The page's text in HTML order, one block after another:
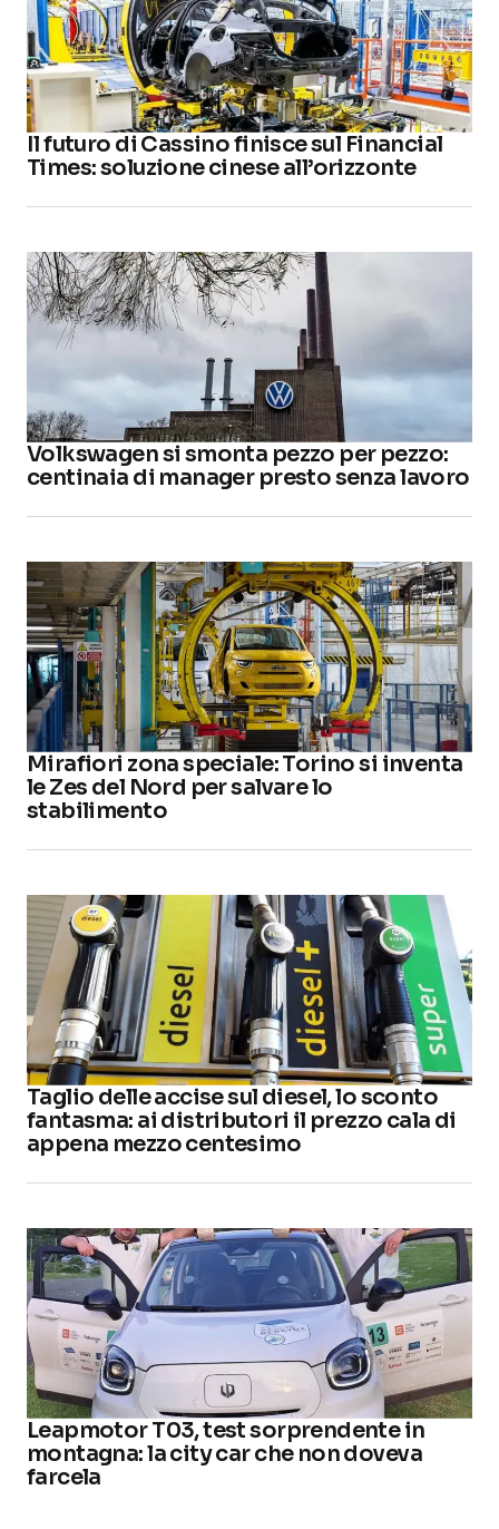
Il futuro di Cassino finisce sul Financial
Times: soluzione cinese all’orizzonte
Volkswagen si smonta pezzo per pezzo:
centinaia di manager presto senza lavoro
Mirafiori zona speciale: Torino si inventa
le Zes del Nord per salvare lo
stabilimento
Taglio delle accise sul diesel, lo sconto
fantasma: ai distributori il prezzo cala di
appena mezzo centesimo
Leapmotor T03, test sorprendente in
montagna: la city car che non doveva
farcela